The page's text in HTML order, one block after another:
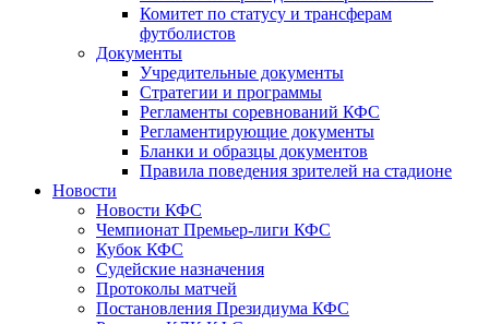
Комитет по статусу и трансферам
футболистов
Документы
Учредительные документы
Стратегии и программы
Регламенты соревнований КФС
Регламентирующие документы
Бланки и образцы документов
Правила поведения зрителей на стадионе
Новости
Новости КФС
Чемпионат Премьер-лиги КФС
Кубок КФС
Судейские назначения
Протоколы матчей
Постановления Президиума КФС